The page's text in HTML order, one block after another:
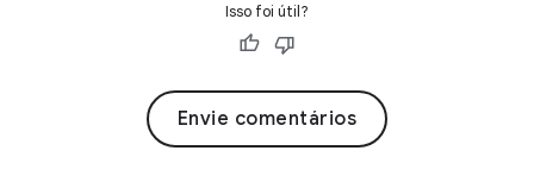
Isso foi útil?
Envie comentários